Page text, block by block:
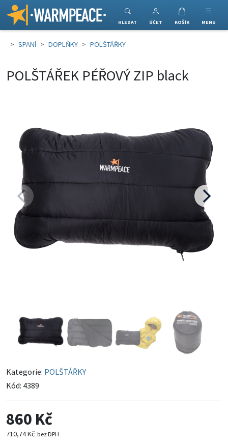
Warmpeace
HLEDAT ÚČET KOŠÍK MENU
SPANÍ DOPLŇKY POLŠTÁŘKY
POLŠTÁŘEK PÉŘOVÝ ZIP black
Kategorie: POLŠTÁŘKY
Kód: 4389
860 Kč
710,74 Kč bez DPH